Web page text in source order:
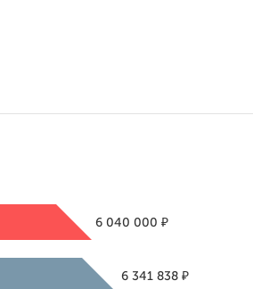
6 040 000₽
6 341 838 ₽